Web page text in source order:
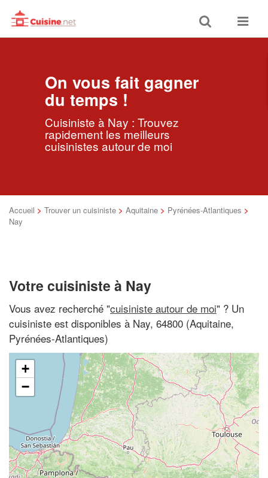
Toggle
search
Toggle
On vous fait gagner
du temps !
Cuisiniste à Nay : Trouvez
rapidement les meilleurs
cuisinistes autour de moi
Accueil > Trouver un cuisiniste > Aquitaine > Pyrénées-Atlantiques >
Nay
Votre cuisiniste à Nay
Vous avez recherché "cuisiniste autour de moi" ? Un
cuisiniste est disponibles à Nay, 64800 (Aquitaine,
Pyrénées-Atlantiques)
+
−